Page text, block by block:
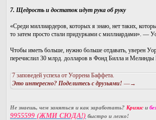
7. Щедрость и достаток идут рука об руку
«Среди миллиардеров, которых я знаю, нет таких,
то затем просто стали придурками с миллиардами». —
Чтобы иметь больше, нужно больше отдавать, уверен
перечислил 30 млрд. долларов в Фонд Билла и Мелинды
7 заповедей успеха от Уоррена Баффета.
Это интересно? Поделитесь с друзьями! —→
Не знаешь, чем заняться и как заработать? Кризис и
9955599 (ЖМИ СЮДА!) быстро и легко!